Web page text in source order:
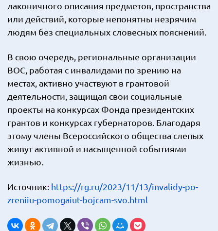
лаконичного описания предметов, пространства
или действий, которые непонятны незрячим
людям без специальных словесных пояснений.
В свою очередь, региональные организации
ВОС, работая с инвалидами по зрению на
местах, активно участвуют в грантовой
деятельности, защищая свои социальные
проекты на конкурсах Фонда президентских
грантов и конкурсах губернаторов. Благодаря
этому члены Всероссийского общества слепых
живут активной и насыщенной событиями
жизнью.
Источник: https://rg.ru/2023/11/13/invalidy-po-
zreniiu-pomogaiut-bojcam-svo.html